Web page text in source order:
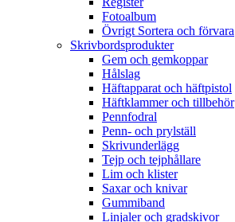
Fotoalbum
Övrigt Sortera och förvara
Skrivbordsprodukter
Gem och gemkoppar
Hålslag
Häftapparat och häftpistol
Häftklammer och tillbehör
Pennfodral
Penn- och prylställ
Skrivunderlägg
Tejp och tejphållare
Lim och klister
Saxar och knivar
Gummiband
Linjaler och gradskivor